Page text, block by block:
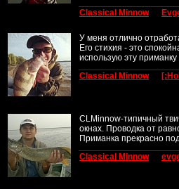
Classical Minnow
У меня отлично
Его стихия - это
использую эту
Classical Minnow
CLMinnow-типичный
окнах. Проводка от
Приманка прекрасно
Classical Minnow